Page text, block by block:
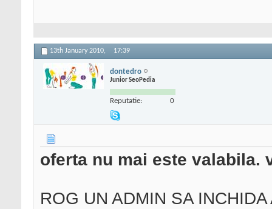
13th January 2010, 17:39
dontedro
Junior SeoPedia
Reputatie: 0
oferta nu mai este valabila.
ROG UN ADMIN SA